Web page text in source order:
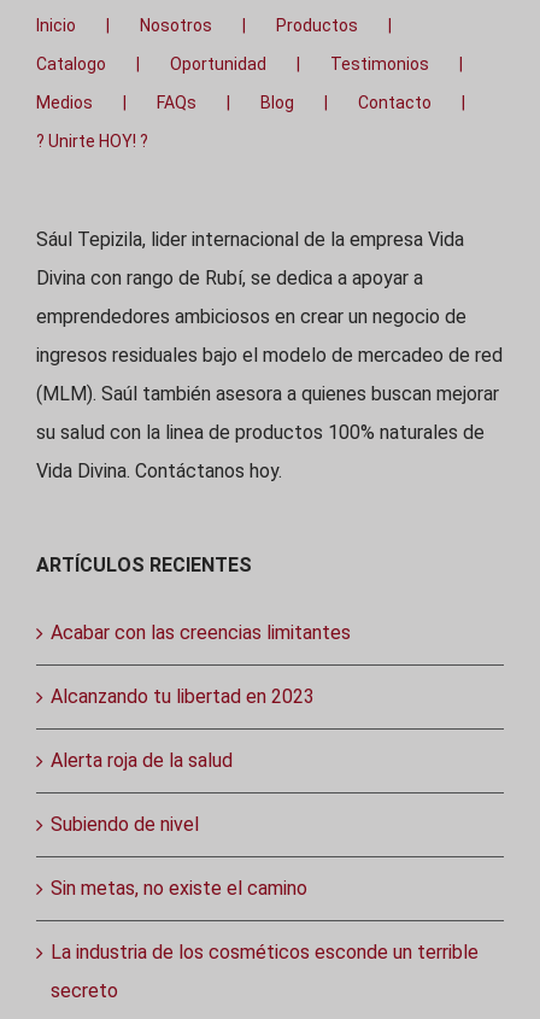
Inicio Nosotros
Productos
Catalogo
Oportunidad
Testimonios
Medios
FAQs Blog
Contacto
? Unirte HOY! ?
Sául Tepizila, lider internacional de la empresa Vida
Divina con rango de Rubí, se dedica a apoyar a
emprendedores ambiciosos en crear un negocio de
ingresos residuales bajo el modelo de mercadeo de red
(MLM). Saúl también asesora a quienes buscan mejorar
su salud con la linea de productos 100% naturales de
Vida Divina. Contáctanos hoy.
ARTÍCULOS RECIENTES
Acabar con las creencias limitantes
Alcanzando tu libertad en 2023
Alerta roja de la salud
Subiendo de nivel
Sin metas, no existe el camino
La industria de los cosméticos esconde un terrible
secreto